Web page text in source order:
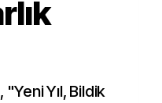
Yıl, Bildik